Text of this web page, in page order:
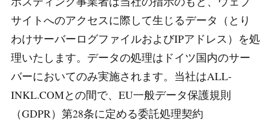
サイトへのアクセスに際して生じるデータ（とり
わけサーバーログファイルおよびIPアドレス）を処
理いたします。データの処理はドイツ国内のサー
バーにおいてのみ実施されます。当社はALL-
INKL.COMとの間で、EU一般データ保護規則
（GDPR）第28条に定める委託処理契約